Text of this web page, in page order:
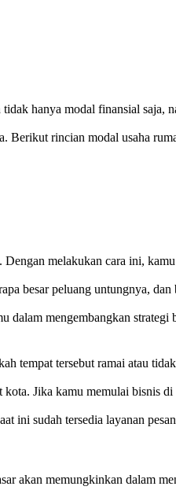
hanya modal finansial saja,
Berikut rincian modal usaha
melakukan cara ini,
besar peluang untungnya,
dalam mengembangkan strategi
tempat tersebut ramai atau
Jika kamu memulai bisnis
ini sudah tersedia layanan
akan memungkinkan dalam